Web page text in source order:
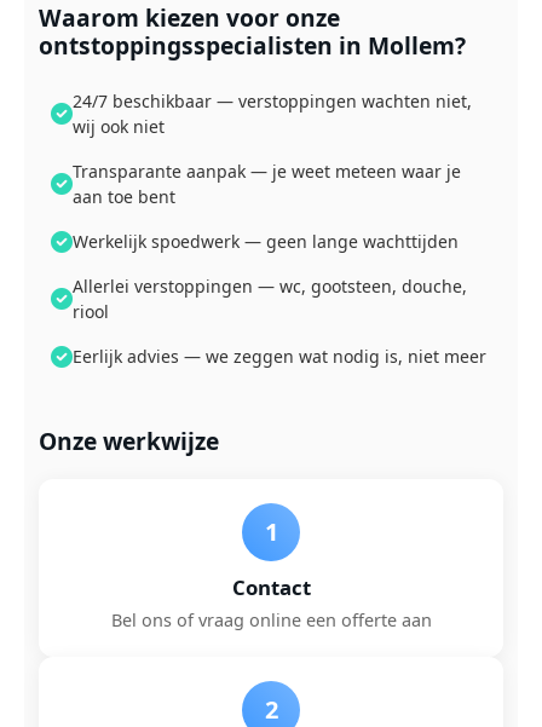
Waarom kiezen voor onze
ontstoppingsspecialisten in Mollem?
24/7 beschikbaar — verstoppingen wachten niet,
wij ook niet
Transparante aanpak — je weet meteen waar je
aan toe bent
Werkelijk spoedwerk — geen lange wachttijden
Allerlei verstoppingen — wc, gootsteen, douche,
riool
Eerlijk advies — we zeggen wat nodig is, niet meer
Onze werkwijze
1
Contact
Bel ons of vraag online een offerte aan
2